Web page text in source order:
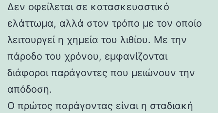
Δεν οφείλεται σε κατασκευαστικό
ελάττωμα, αλλά στον τρόπο με τον οποίο
λειτουργεί η χημεία του λιθίου. Με την
πάροδο του χρόνου, εμφανίζονται
διάφοροι παράγοντες που μειώνουν την
απόδοση.
Ο πρώτος παράγοντας είναι η σταδιακή